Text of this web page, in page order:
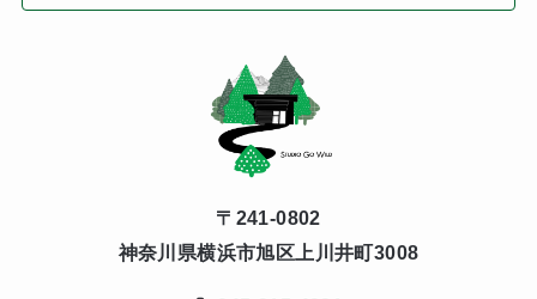
〒241-0802
神奈川県横浜市旭区上川井町3008